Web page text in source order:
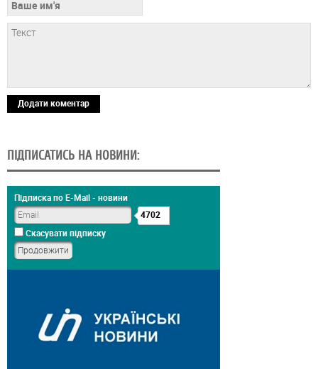
Додати коментар
ПІДПИСАТИСЬ НА НОВИНИ:
Підписка по E-Mail - новини
4702
Скасувати підписку